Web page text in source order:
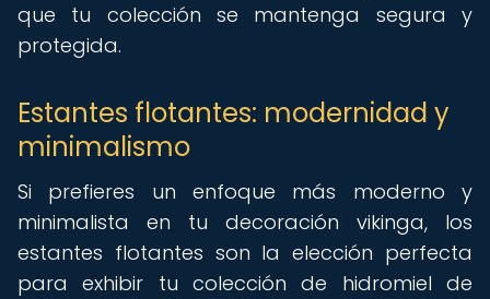
que tu colección se mantenga segura y
protegida.
Estantes flotantes: modernidad y
minimalismo
Si prefieres un enfoque más moderno y
minimalista en tu decoración vikinga, los
estantes flotantes son la elección perfecta
para exhibir tu colección de hidromiel de